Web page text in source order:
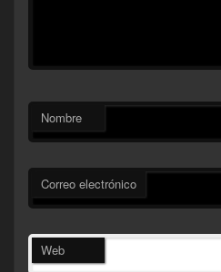
Nombre
Correo electrónico
Web